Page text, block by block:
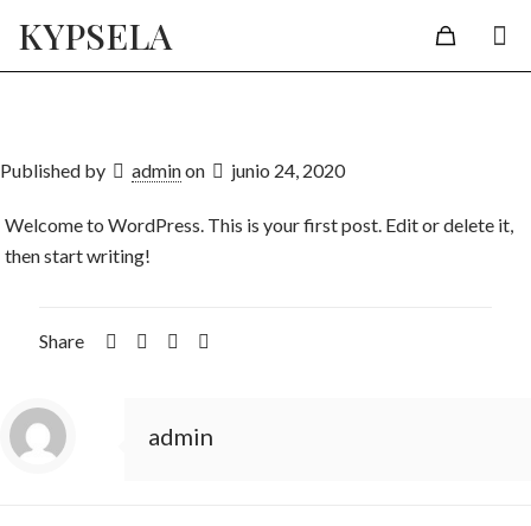
KYPSELA
Published by adminon junio 24, 2020
Welcome to WordPress. This is your first post. Edit or delete it,
then start writing!
Share
admin